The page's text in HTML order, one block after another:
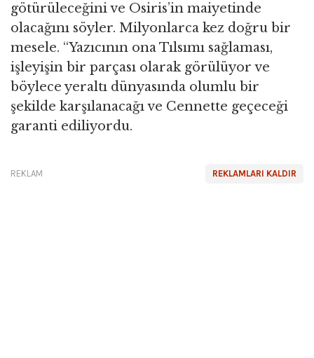
götürüleceğini ve Osiris’in maiyetinde
olacağını söyler. Milyonlarca kez doğru bir
mesele. “Yazıcının ona Tılsımı sağlaması,
işleyişin bir parçası olarak görülüyor ve
böylece yeraltı dünyasında olumlu bir
şekilde karşılanacağı ve Cennette geçeceği
garanti ediliyordu.
REKLAMLARI KALDIR
REKLAM